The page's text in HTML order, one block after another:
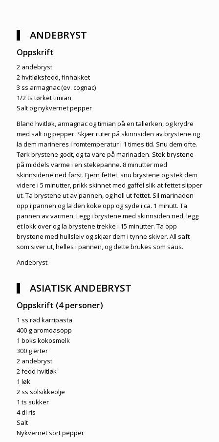
ANDEBRYST
Oppskrift
2 andebryst
2 hvitløksfedd, finhakket
3 ss armagnac (ev. cognac)
1/2 ts tørket timian
Salt og nykvernet pepper
Bland hvitløk, armagnac og timian på en tallerken, og krydre
med salt og pepper. Skjær ruter på skinnsiden av brystene og
la dem marineres i romtemperatur i 1 times tid. Snu dem ofte.
Tørk brystene godt, og ta vare på marinaden. Stek brystene
på middels varme i en stekepanne. 8 minutter med
skinnsidene ned først. Fjern fettet, snu brystene og stek dem
videre i 5 minutter, prikk skinnet med gaffel slik at fettet slipper
ut. Ta brystene ut av pannen, og hell ut fettet. Sil marinaden
opp i pannen og la den koke opp og syde i ca. 1 minutt. Ta
pannen av varmen, Legg i brystene med skinnsiden ned, legg
et lokk over og la brystene trekke i 15 minutter. Ta opp
brystene med hullsleiv og skjær dem i tynne skiver. All saft
som siver ut, helles i pannen, og dette brukes som saus.
Andebryst
ASIATISK ANDEBRYST
Oppskrift (4 personer)
1 ss rød karripasta
400 g aromoasopp
1 boks kokosmelk
300 g erter
2 andebryst
2 fedd hvitløk
1 løk
2 ss solsikkeolje
1 ts sukker
4 dl ris
Salt
Nykvernet sort pepper